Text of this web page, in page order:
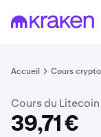
Accueil Cours crypto
39,71 €
Cours du Litecoin
39,71 €